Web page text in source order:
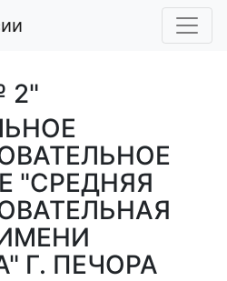
2"
"СРЕДНЯЯ
Г. ПЕЧОРА